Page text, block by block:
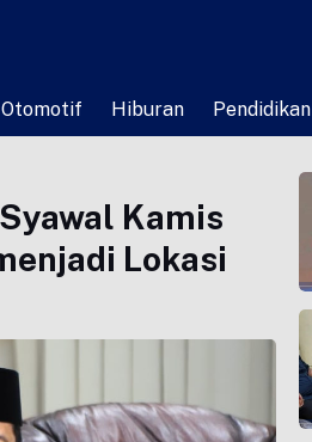
Otomotif Hiburan Pendidikan
Kamis
Lokasi